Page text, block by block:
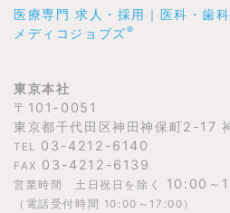
医療専門 求人・採用｜医科・歯
メディコジョブズ®
東京本社
〒101-0051
東京都千代田区神田神保町2-17
TEL 03-4212-6140
FAX 03-4212-6139
営業時間 土日祝日を除く 10:00～
（電話受付時間 10:00～17:00）